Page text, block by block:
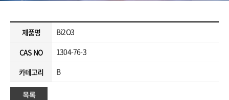
제품명
Bi2O3
CAS NO
1304-76-3
카테고리
B